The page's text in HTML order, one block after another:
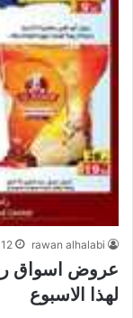
rawan alhalabi 12 سبتمبر,2018
عروض اسواق
لهذا الاسبوع